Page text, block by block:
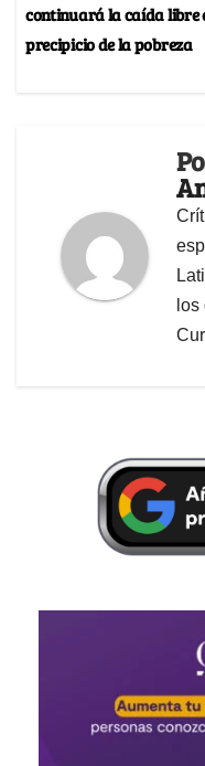
continuará la caída libre
precipicio de la pobreza